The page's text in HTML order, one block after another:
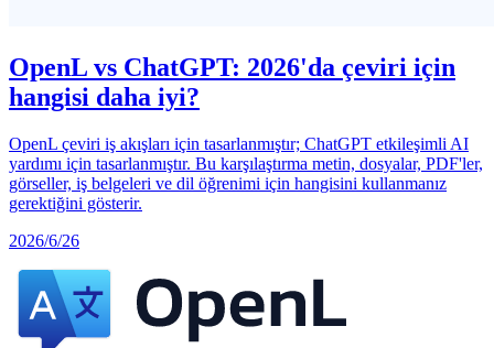
OpenL vs ChatGPT: 2026'da çeviri için
hangisi daha iyi?
OpenL çeviri iş akışları için tasarlanmıştır; ChatGPT etkileşimli AI
yardımı için tasarlanmıştır. Bu karşılaştırma metin, dosyalar, PDF'ler,
görseller, iş belgeleri ve dil öğrenimi için hangisini kullanmanız
gerektiğini gösterir.
2026/6/26